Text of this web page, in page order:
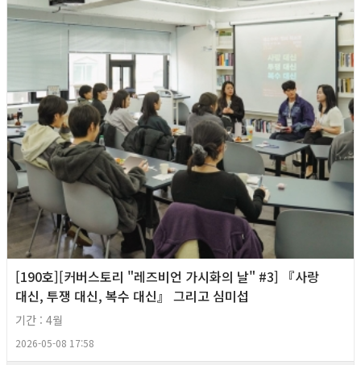
[190호][커버스토리 "레즈비언 가시화의 날" #3] 『사랑
대신, 투쟁 대신, 복수 대신』 그리고 심미섭
기간 : 4월
2026-05-08 17:58